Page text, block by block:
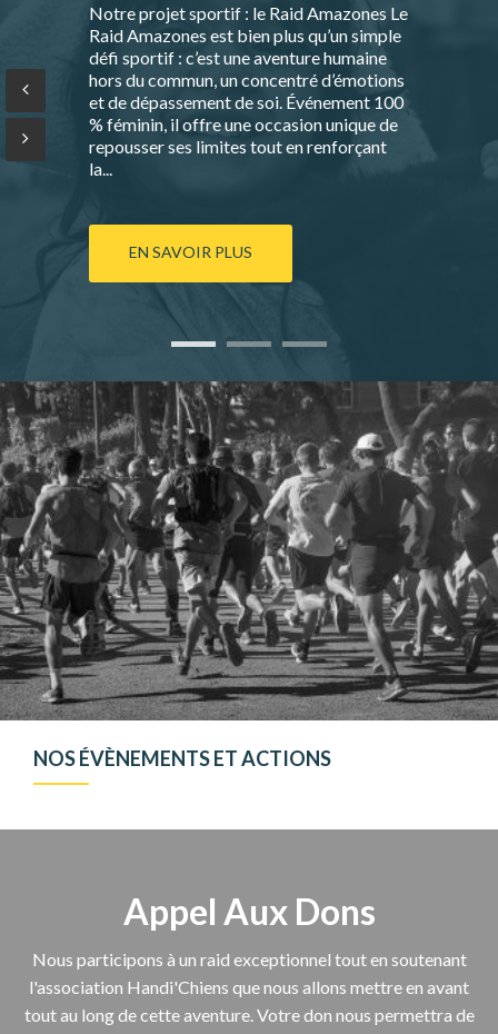
Notre projet sportif : le Raid Amazones Le
Raid Amazones est bien plus qu’un simple
défi sportif : c’est une aventure humaine
hors du commun, un concentré d’émotions
et de dépassement de soi. Événement 100
% féminin, il offre une occasion unique de
repousser ses limites tout en renforçant
la...
EN SAVOIR PLUS
NOS ÉVÈNEMENTS ET ACTIONS
Appel Aux Dons
Nous participons à un raid exceptionnel tout en soutenant
l'association Handi'Chiens que nous allons mettre en avant
tout au long de cette aventure. Votre don nous permettra de